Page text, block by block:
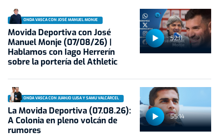
52:11
ONDA VASCA CON JOSÉ MANUEL MONJE
Movida Deportiva con José
Manuel Monje (07/08/26) |
Hablamos con Iago Herrerín
sobre la portería del Athletic
55:14
ONDA VASCA CON JUANJO LUSA Y SAMU VALCÁRCEL
La Movida Deportiva (07.08.26):
A Colonia en pleno volcán de
rumores